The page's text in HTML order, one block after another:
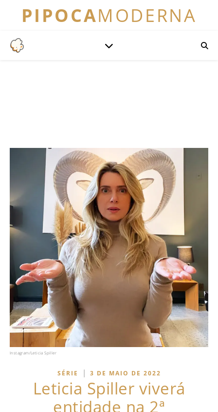
PIPOCAMODERNA
Instagram/Leticia Spiller
SÉRIE | 3 DE MAIO DE 2022
Leticia Spiller viverá
entidade na 2ª